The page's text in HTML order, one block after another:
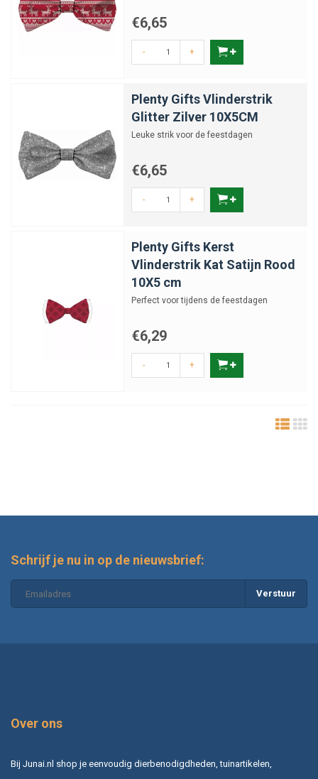
€6,65
- +
Plenty Gifts Vlinderstrik
Glitter Zilver 10X5CM
Leuke strik voor de feestdagen
€6,65
- +
Plenty Gifts Kerst
Vlinderstrik Kat Satijn Rood
10X5 cm
Perfect voor tijdens de feestdagen
€6,29
- +
Schrijf je nu in op de nieuwsbrief:
Verstuur
Over ons
Bij Junai.nl shop je eenvoudig dierbenodigdheden, tuinartikelen,